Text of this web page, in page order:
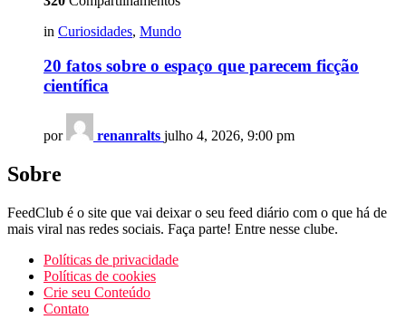
in Curiosidades, Mundo
20 fatos sobre o espaço que parecem ficção
científica
por renanralts julho 4, 2026, 9:00 pm
Sobre
FeedClub é o site que vai deixar o seu feed diário com o que há de
mais viral nas redes sociais. Faça parte! Entre nesse clube.
Políticas de privacidade
Políticas de cookies
Crie seu Conteúdo
Contato